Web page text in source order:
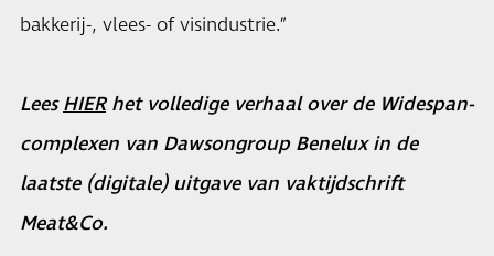
bakkerij-, vlees- of visindustrie.”
LeesHIERhet volledige verhaal over de Widespan-
complexen van Dawsongroup Benelux in de
laatste (digitale) uitgave van vaktijdschrift
Meat&Co.